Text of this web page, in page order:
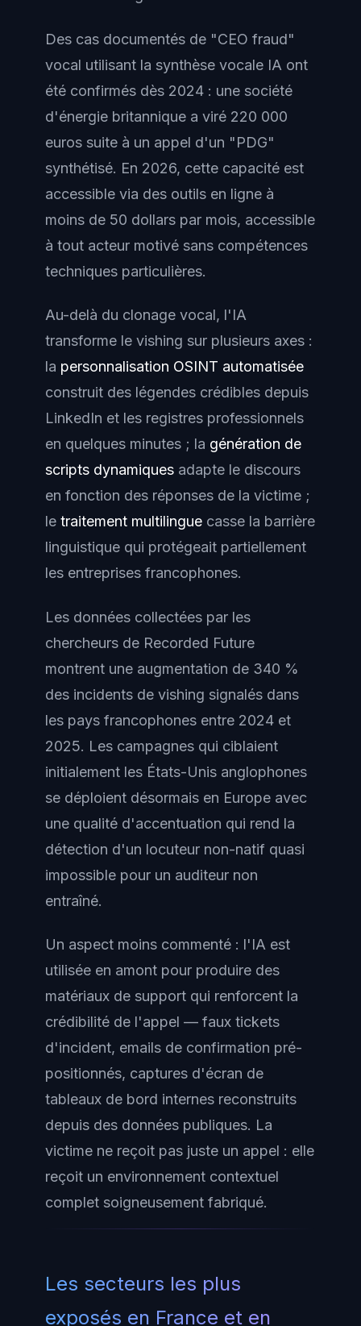
Des cas documentés de "CEO fraud"
vocal utilisant la synthèse vocale IA ont
été confirmés dès 2024 : une société
d'énergie britannique a viré 220 000
euros suite à un appel d'un "PDG"
synthétisé. En 2026, cette capacité est
accessible via des outils en ligne à
moins de 50 dollars par mois, accessible
à tout acteur motivé sans compétences
techniques particulières.
Au-delà du clonage vocal, l'IA
transforme le vishing sur plusieurs axes :
la personnalisation OSINT automatisée
construit des légendes crédibles depuis
LinkedIn et les registres professionnels
en quelques minutes ; la génération de
scripts dynamiques adapte le discours
en fonction des réponses de la victime ;
le traitement multilingue casse la barrière
linguistique qui protégeait partiellement
les entreprises francophones.
Les données collectées par les
chercheurs de Recorded Future
montrent une augmentation de 340 %
des incidents de vishing signalés dans
les pays francophones entre 2024 et
2025. Les campagnes qui ciblaient
initialement les États-Unis anglophones
se déploient désormais en Europe avec
une qualité d'accentuation qui rend la
détection d'un locuteur non-natif quasi
impossible pour un auditeur non
entraîné.
Un aspect moins commenté : l'IA est
utilisée en amont pour produire des
matériaux de support qui renforcent la
crédibilité de l'appel — faux tickets
d'incident, emails de confirmation pré-
positionnés, captures d'écran de
tableaux de bord internes reconstruits
depuis des données publiques. La
victime ne reçoit pas juste un appel : elle
reçoit un environnement contextuel
complet soigneusement fabriqué.
Les secteurs les plus
exposés en France et en